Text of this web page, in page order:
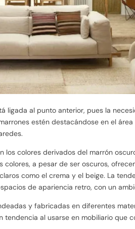
ligada al punto anterior, pues la
estén destacándose en el
los colores derivados del marrón
a pesar de ser oscuros,
como el crema y el beige. La
de apariencia retro, con un
y fabricadas en diferentes
tendencia al usarse en mobiliario que